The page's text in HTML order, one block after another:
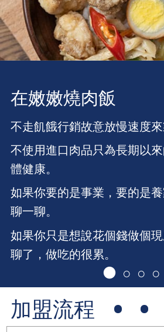
在嫩嫩燒肉飯
不走飢餓行銷故意放慢速度來
不使用進口肉品只為長期以
體健康。
如果你要的是事業，要的是
聊一聊。
如果你只是想說花個錢做個
聊了，做吃的很累。
⚫ ○ ○ ○
加盟流程